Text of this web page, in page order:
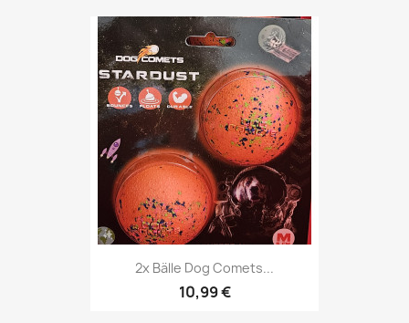
2x Bälle Dog Comets...
10,99 €